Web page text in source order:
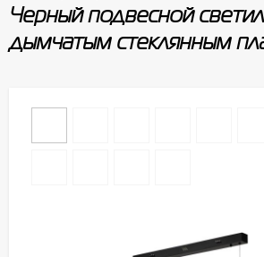
Черный подвесной
дымчатым стеклянным